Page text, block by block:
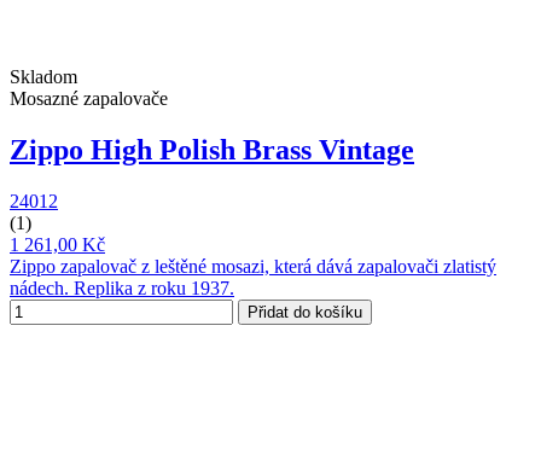
Skladom
Mosazné zapalovače
Zippo High Polish Brass Vintage
24012
(1)
1 261,00 Kč
Zippo zapalovač z leštěné mosazi, která dává zapalovači zlatistý
nádech. Replika z roku 1937.
Přidat do košíku